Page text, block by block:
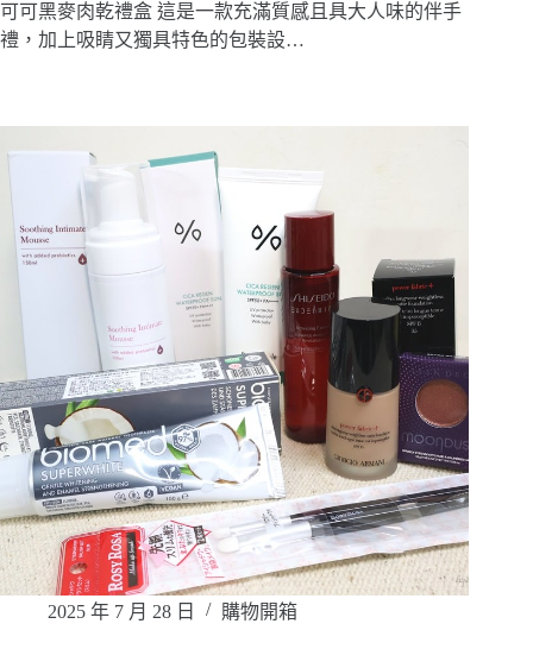
可可黑麥肉乾禮盒 這是一款充滿質感且具大人味的伴手
禮，加上吸睛又獨具特色的包裝設…
2025 年 7 月 28 日 購物開箱